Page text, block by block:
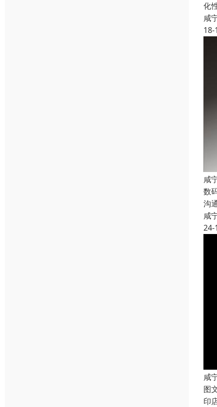
化
咸
18-
咸
数
沟
咸
24-
咸
图
印